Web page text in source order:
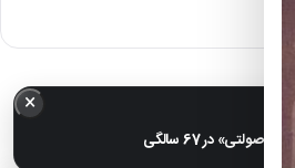
×
در 67 سالگی